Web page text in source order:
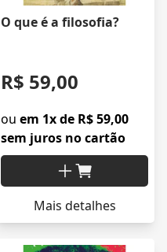
O que é a filosofia?
R$ 59,00
ou em 1x de R$ 59,00
sem juros no cartão
Mais detalhes